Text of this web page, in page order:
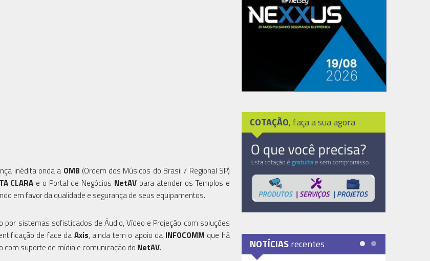
inédita onda a OMB (Ordem dos Músicos do Brasil / Regional SP)
CLARA e o Portal de Negócios NetAV para atender os Templos e
em favor da qualidade e segurança de seus equipamentos.
por sistemas sofisticados de Áudio, Vídeo e Projeção com soluções
de face da Axis, ainda tem o apoio da INFOCOMM que há
suporte de mídia e comunicação do NetAV.
COTAÇÃO, faça a sua agora
NOTÍCIASrecentes